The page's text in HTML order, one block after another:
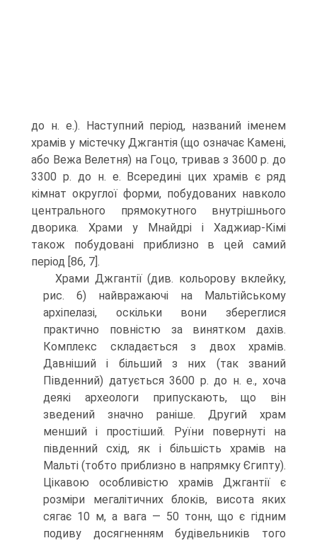
до н. е.). Наступний період, названий іменем
храмів у містечку Джгантія (що означає Камені,
або Вежа Велет­ня) на Гоцо, тривав з 3600 р. до
3300 р. до н. е. Всередині цих храмів є ряд
кімнат округлої форми, побудованих навколо
центрального прямокутного внутрішнього
дворика. Храми у Мнайдрі і Хаджиар-Кімі
також побудовані приблизно в цей са­мий
період [86, 7].
Храми Джгантії (див. кольорову вклейку,
рис. 6) найвражаючі на Мальтій­ському
архіпелазі, оскільки вони збереглися
практично повністю за винятком дахів.
Комплекс складається з двох храмів.
Давніший і більший з них (так зва­ний
Південний) датується 3600 р. до н. е., хоча
деякі археологи припускають, що він
зведений значно раніше. Другий храм
менший і простіший. Руїни повернуті на
південний схід, як і більшість храмів на
Мальті (тобто приблизно в напрямку Єгипту).
Цікавою особливістю храмів Джгантії є
розміри мегалітичних блоків, висота яких
сягає 10 м, а вага — 50 тонн, що є гідним
подиву досягненням бу­дівельників того